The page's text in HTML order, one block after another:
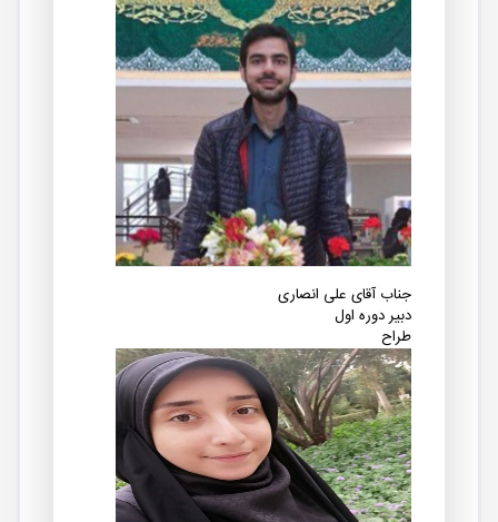
جناب آقای علی انصاری
دبیر دوره اول
طراح